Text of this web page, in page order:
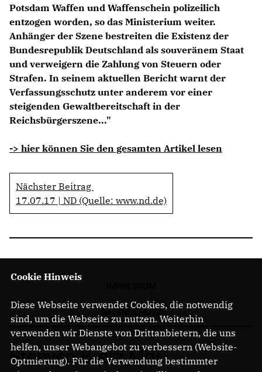
Potsdam Waffen und Waffenschein polizeilich
entzogen worden, so das Ministerium weiter.
Anhänger der Szene bestreiten die Existenz der
Bundesrepublik Deutschland als souveränem Staat
und verweigern die Zahlung von Steuern oder
Strafen. In seinem aktuellen Bericht warnt der
Verfassungsschutz unter anderem vor einer
steigenden Gewaltbereitschaft in der
Reichsbürgerszene..."
-> hier können Sie den gesamten Artikel lesen
Nächster Beitrag
17.07.17 | ND (Quelle: www.nd.de)
Steeven Bretz MdL
Cookie Hinweis
Diese Webseite verwendet Cookies, die notwendig
sind, um die Webseite zu nutzen. Weiterhin
verwenden wir Dienste von Drittanbietern, die uns
helfen, unser Webangebot zu verbessern (Website-
Optmierung). Für die Verwendung bestimmter